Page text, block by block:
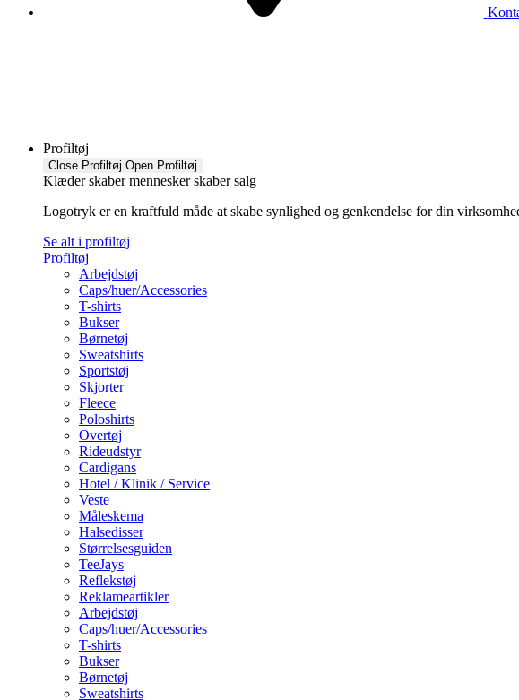
Profiltøj
Close Profiltøj Open Profiltøj
Klæder skaber mennesker skaber salg
Logotryk er en kraftfuld måde at skabe synlighed og genkendelse for din
Se alt i profiltøj
Profiltøj
Arbejdstøj
Caps/huer/Accessories
T-shirts
Bukser
Børnetøj
Sweatshirts
Sportstøj
Skjorter
Fleece
Poloshirts
Overtøj
Rideudstyr
Cardigans
Hotel / Klinik / Service
Veste
Måleskema
Halsedisser
Størrelsesguiden
TeeJays
Reflekstøj
Reklameartikler
Arbejdstøj
Caps/huer/Accessories
T-shirts
Bukser
Børnetøj
Sweatshirts